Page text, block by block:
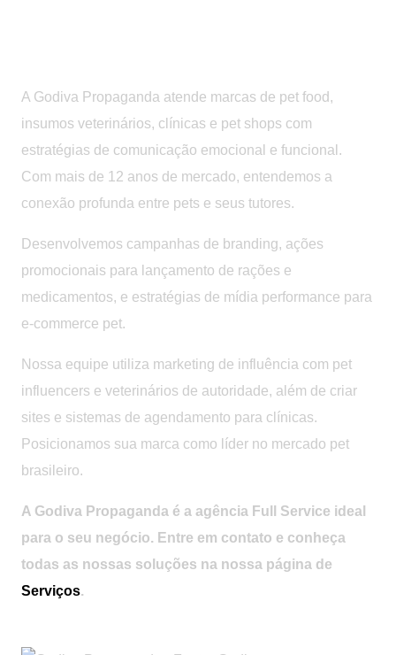
A Godiva Propaganda atende marcas de pet food,
insumos veterinários, clínicas e pet shops com
estratégias de comunicação emocional e funcional.
Com mais de 12 anos de mercado, entendemos a
conexão profunda entre pets e seus tutores.
Desenvolvemos campanhas de branding, ações
promocionais para lançamento de rações e
medicamentos, e estratégias de mídia performance para
e-commerce pet.
Nossa equipe utiliza marketing de influência com pet
influencers e veterinários de autoridade, além de criar
sites e sistemas de agendamento para clínicas.
Posicionamos sua marca como líder no mercado pet
brasileiro.
A Godiva Propaganda é a agência Full Service ideal
para o seu negócio. Entre em contato e conheça
todas as nossas soluções na nossa página de
Serviços.